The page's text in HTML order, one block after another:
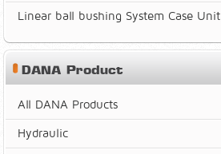
Linear ball bushing System Case Unit
DANA Product
All DANA Products
Hydraulic